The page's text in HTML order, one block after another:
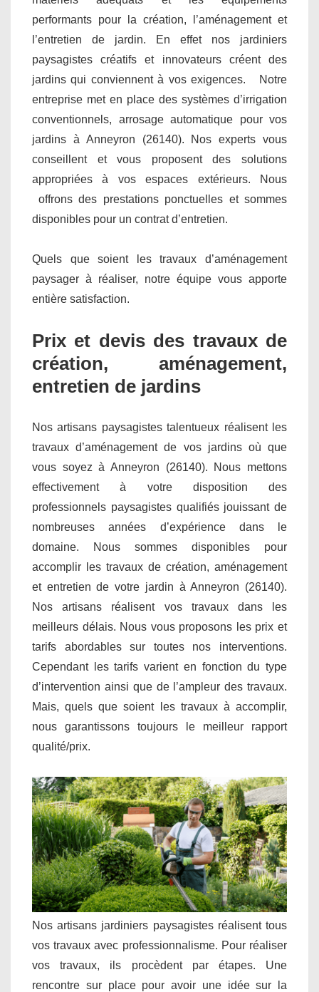
performants pour la création, l’aménagement et
l’entretien de jardin. En effet nos jardiniers
paysagistes créatifs et innovateurs créent des
jardins qui conviennent à vos exigences. Notre
entreprise met en place des systèmes d’irrigation
conventionnels, arrosage automatique pour vos
jardins à Anneyron (26140). Nos experts vous
conseillent et vous proposent des solutions
appropriées à vos espaces extérieurs. Nous
offrons des prestations ponctuelles et sommes
disponibles pour un contrat d’entretien.
Quels que soient les travaux d’aménagement
paysager à réaliser, notre équipe vous apporte
entière satisfaction.
Prix et devis des travaux de
création, aménagement,
entretien de jardins
Nos artisans paysagistes talentueux réalisent les
travaux d’aménagement de vos jardins où que
vous soyez à Anneyron (26140). Nous mettons
effectivement à votre disposition des
professionnels paysagistes qualifiés jouissant de
nombreuses années d’expérience dans le
domaine. Nous sommes disponibles pour
accomplir les travaux de création, aménagement
et entretien de votre jardin à Anneyron (26140).
Nos artisans réalisent vos travaux dans les
meilleurs délais. Nous vous proposons les prix et
tarifs abordables sur toutes nos interventions.
Cependant les tarifs varient en fonction du type
d’intervention ainsi que de l’ampleur des travaux.
Mais, quels que soient les travaux à accomplir,
nous garantissons toujours le meilleur rapport
qualité/prix.
Nos artisans jardiniers paysagistes réalisent tous
vos travaux avec professionnalisme. Pour réaliser
vos travaux, ils procèdent par étapes. Une
rencontre sur place pour avoir une idée sur la